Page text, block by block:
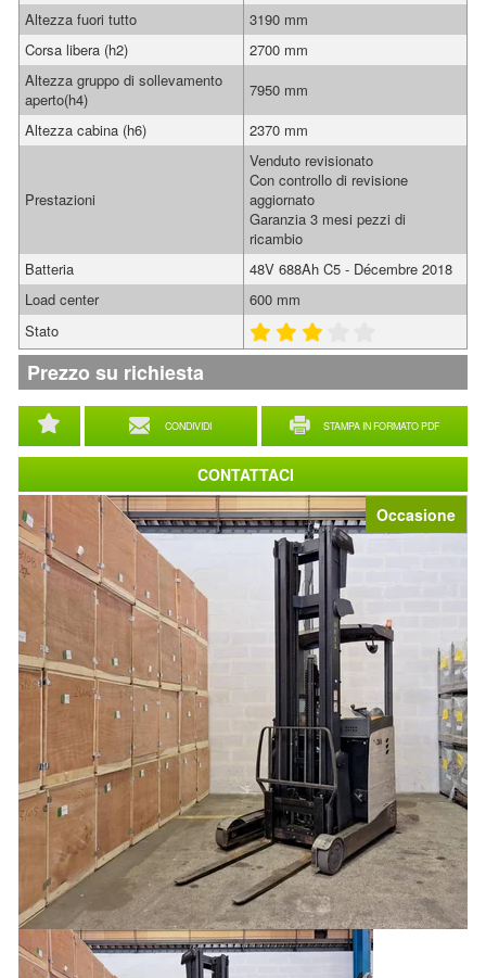
Occasione
CONDIVIDI STAMPA IN FORMATO PDF
Altezza fuori tutto
3190 mm
Corsa libera (h2)
2700 mm
Altezza gruppo di sollevamento
aperto(h4)
7950 mm
Altezza cabina (h6)
2370 mm
Prestazioni
Venduto revisionato
Con controllo di revisione
aggiornato
Garanzia 3 mesi pezzi di
ricambio
Batteria
48V 688Ah C5 - Décembre 2018
Load center
600 mm
Stato
Prezzo su richiesta
CONTATTACI